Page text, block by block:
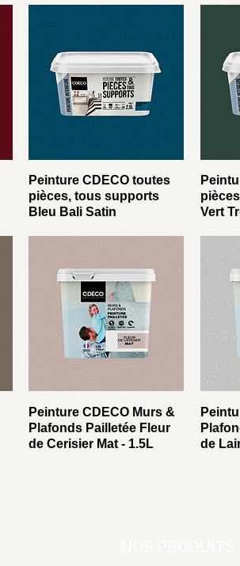
Peinture CDECO toutes
pièces, tous supports
Bleu Bali Satin
Vert
Peinture CDECO Murs &
Plafonds Pailletée Fleur
de Cerisier Mat - 1.5L
de